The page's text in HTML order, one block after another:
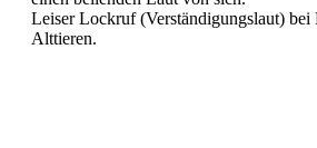
Leiser Lockruf (Verständigungslaut) bei
Alttieren.